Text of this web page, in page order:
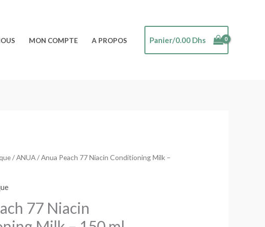
MON COMPTE A PROPOS Panier/0.00 Dhs
/ANUA/ Anua Peach 77 Niacin Conditioning Milk –
77 Niacin